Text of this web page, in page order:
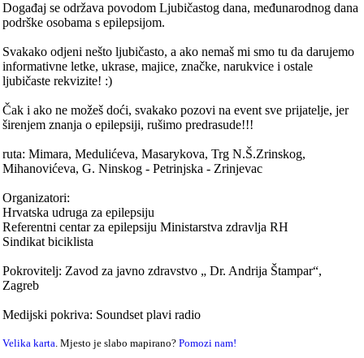
Događaj se održava povodom Ljubičastog dana, međunarodnog dana
podrške osobama s epilepsijom.
Svakako odjeni nešto ljubičasto, a ako nemaš mi smo tu da darujemo
informativne letke, ukrase, majice, značke, narukvice i ostale
ljubičaste rekvizite! :)
Čak i ako ne možeš doći, svakako pozovi na event sve prijatelje, jer
širenjem znanja o epilepsiji, rušimo predrasude!!!
ruta: Mimara, Medulićeva, Masarykova, Trg N.Š.Zrinskog,
Mihanovićeva, G. Ninskog - Petrinjska - Zrinjevac
Organizatori:
Hrvatska udruga za epilepsiju
Referentni centar za epilepsiju Ministarstva zdravlja RH
Sindikat biciklista
Pokrovitelj: Zavod za javno zdravstvo „ Dr. Andrija Štampar“,
Zagreb
Medijski pokriva: Soundset plavi radio
Velika karta. Mjesto je slabo mapirano?Pomozi nam!